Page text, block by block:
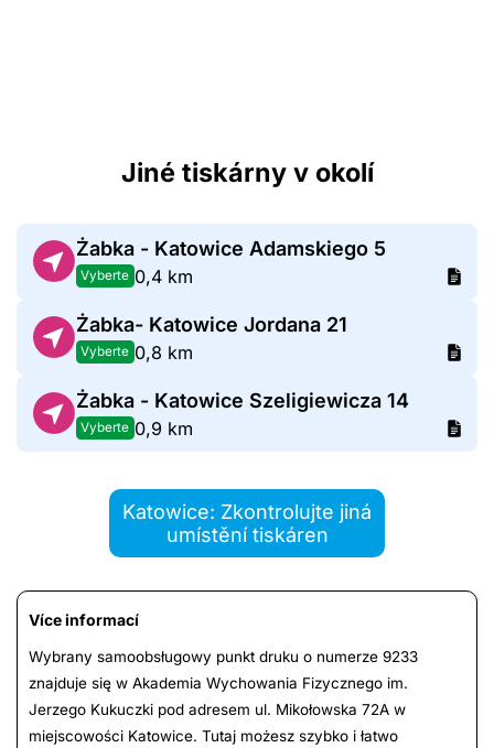
Jiné tiskárny v okolí
Żabka - Katowice Adamskiego 5
Vyberte 0,4 km
Żabka- Katowice Jordana 21
Vyberte 0,8 km
Żabka - Katowice Szeligiewicza 14
Vyberte 0,9 km
Katowice: Zkontrolujte jiná
umístění tiskáren
Více informací
Wybrany samoobsługowy punkt druku o numerze 9233
znajduje się w Akademia Wychowania Fizycznego im.
Jerzego Kukuczki pod adresem ul. Mikołowska 72A w
miejscowości Katowice. Tutaj możesz szybko i łatwo